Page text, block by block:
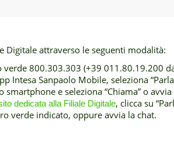
Digitale attraverso le seguenti modalità:
800.303.303 (+39 011.80.19.200
Intesa Sanpaolo Mobile, seleziona
smartphone e seleziona “Chiama” o avvia
dedicata alla Filiale Digitale, clicca su
verde indicato, oppure avvia la chat.